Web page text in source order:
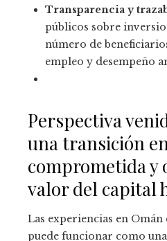
Transparencia y
públicos sobre
número de
empleo y desempeño
Perspectiva
una transición
comprometida y
valor del capital
Las experiencias en Omán
puede funcionar como